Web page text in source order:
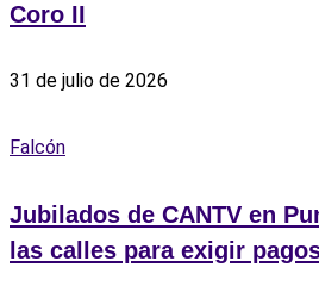
Coro II
31 de julio de 2026
Falcón
Jubilados de CANTV en
las calles para exigir